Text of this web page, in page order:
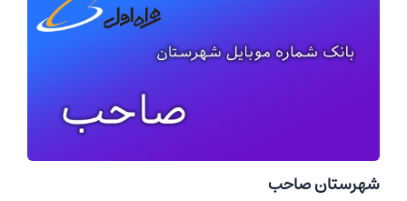
شهرستان صاحب